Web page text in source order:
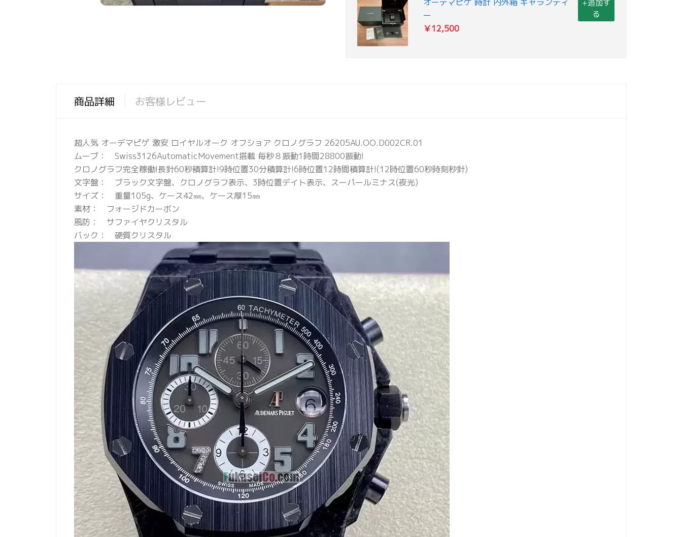
ー
￥12,500
+追加す
る
商品詳細 お客様レビュー
超人気 オーデマピゲ 激安 ロイヤルオーク オフショア クロノグラフ 26205AU.OO.D002CR.01
ムーブ： Swiss3126AutomaticMovement搭載 毎秒８振動1時間28800振動!
クロノグラフ完全稼働!長針60秒積算計!9時位置30分積算計!6時位置12時間積算計!(12時位置60秒時刻秒針)
文字盤： ブラック文字盤、クロノグラフ表示、3時位置デイト表示、スーパールミナス(夜光)
サイズ： 重量105g、ケース42㎜、ケース厚15㎜
素材： フォージドカーボン
風防： サファイヤクリスタル
バック： 硬質クリスタル